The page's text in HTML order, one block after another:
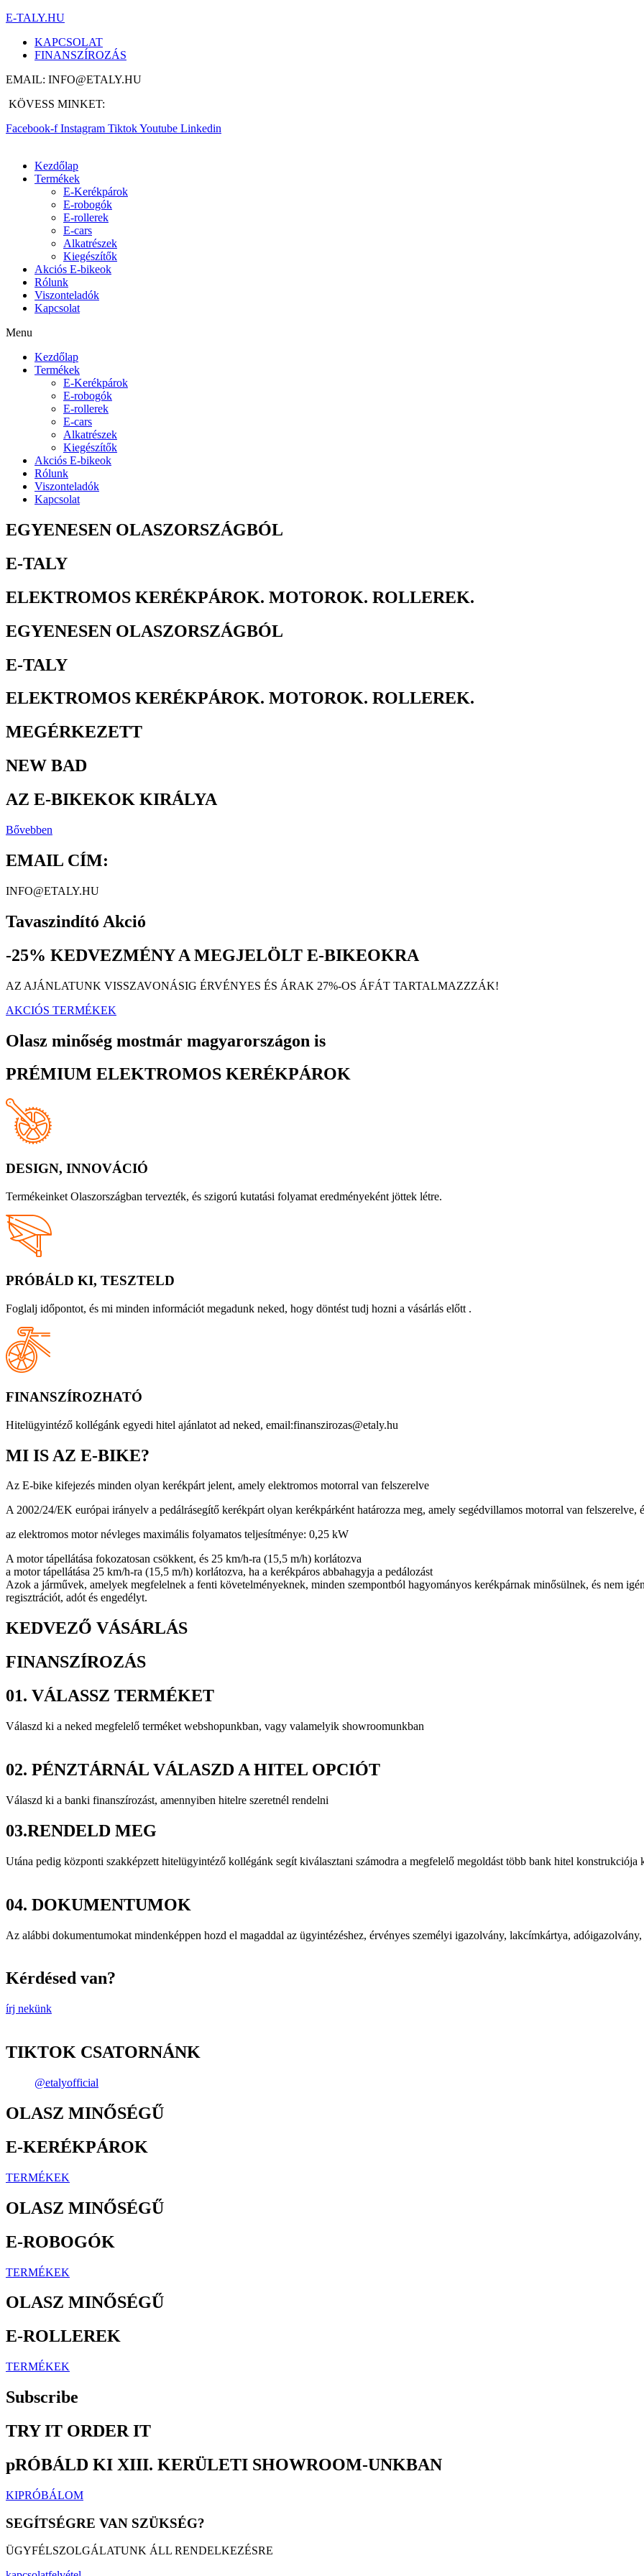
E-TALY.HU
KAPCSOLAT
FINANSZÍROZÁS
EMAIL: INFO@ETALY.HU
KÖVESS MINKET:
Facebook-f Instagram TiktokYoutube Linkedin
Kezdőlap
Termékek
E-Kerékpárok
E-robogók
E-rollerek
E-cars
Alkatrészek
Kiegészítők
Akciós E-bikeok
Rólunk
Viszonteladók
Kapcsolat
Menu
Kezdőlap
Termékek
E-Kerékpárok
E-robogók
E-rollerek
E-cars
Alkatrészek
Kiegészítők
Akciós E-bikeok
Rólunk
Viszonteladók
Kapcsolat
EGYENESEN OLASZORSZÁGBÓL
E-TALY
ELEKTROMOS KERÉKPÁROK. MOTOROK. ROLLEREK.
EGYENESEN OLASZORSZÁGBÓL
E-TALY
ELEKTROMOS KERÉKPÁROK. MOTOROK. ROLLEREK.
MEGÉRKEZETT
NEW BAD
AZ E-BIKEKOK KIRÁLYA
Bővebben
EMAIL CÍM:
INFO@ETALY.HU
Tavaszindító Akció
-25% KEDVEZMÉNY A MEGJELÖLT E-BIKEOKRA
AZ AJÁNLATUNK VISSZAVONÁSIG ÉRVÉNYES ÉS ÁRAK 27%-OS ÁFÁT TARTALMAZZZÁK!
AKCIÓS TERMÉKEK
Olasz minőség mostmár magyarországon is
PRÉMIUM ELEKTROMOS KERÉKPÁROK
DESIGN, INNOVÁCIÓ
Termékeinket Olaszországban tervezték, és szigorú kutatási folyamat eredményeként jöttek létre.
PRÓBÁLD KI, TESZTELD
Foglalj időpontot, és mi minden információt megadunk neked, hogy döntést tudj hozni a vásárlás előtt .
FINANSZÍROZHATÓ
Hitelügyintéző kollégánk egyedi hitel ajánlatot ad neked, email:finanszirozas@etaly.hu
MI IS AZ E-BIKE?
Az E-bike kifejezés minden olyan kerékpárt jelent, amely elektromos motorral van felszerelve
A 2002/24/EK európai irányelv a pedálrásegítő kerékpárt olyan kerékpárként határozza meg, amely segédvillamos motorral van felszerelve,
az elektromos motor névleges maximális folyamatos teljesítménye: 0,25 kW
A motor tápellátása fokozatosan csökkent, és 25 km/h-ra (15,5 m/h) korlátozva
a motor tápellátása 25 km/h-ra (15,5 m/h) korlátozva, ha a kerékpáros abbahagyja a pedálozást
Azok a járművek, amelyek megfelelnek a fenti követelményeknek, minden szempontból hagyományos kerékpárnak minősülnek, és nem
regisztrációt, adót és engedélyt.
KEDVEZŐ VÁSÁRLÁS
FINANSZÍROZÁS
01. VÁLASSZ TERMÉKET
Válaszd ki a neked megfelelő terméket webshopunkban, vagy valamelyik showroomunkban
02. PÉNZTÁRNÁL VÁLASZD A HITEL OPCIÓT
Válaszd ki a banki finanszírozást, amennyiben hitelre szeretnél rendelni
03.RENDELD MEG
Utána pedig központi szakképzett hitelügyintéző kollégánk segít kiválasztani számodra a megfelelő megoldást több bank hitel konstrukciója
04. DOKUMENTUMOK
Az alábbi dokumentumokat mindenképpen hozd el magaddal az ügyintézéshez, érvényes személyi igazolvány, lakcímkártya,
Kérdésed van?
írj nekünk
TIKTOK CSATORNÁNK
@etalyofficial
OLASZ MINŐSÉGŰ
E-KERÉKPÁROK
TERMÉKEK
OLASZ MINŐSÉGŰ
E-ROBOGÓK
TERMÉKEK
OLASZ MINŐSÉGŰ
E-ROLLEREK
TERMÉKEK
Subscribe
TRY IT ORDER IT
pRÓBÁLD KI XIII. KERÜLETI SHOWROOM-UNKBAN
KIPRÓBÁLOM
SEGÍTSÉGRE VAN SZÜKSÉG?
ÜGYFÉLSZOLGÁLATUNK ÁLL RENDELKEZÉSRE